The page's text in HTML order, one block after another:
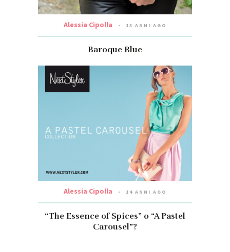
Alessia Cipolla 13 ANNI AGO
Baroque Blue
Alessia Cipolla 14 ANNI AGO
“The Essence of Spices” o “A Pastel
Carousel”?